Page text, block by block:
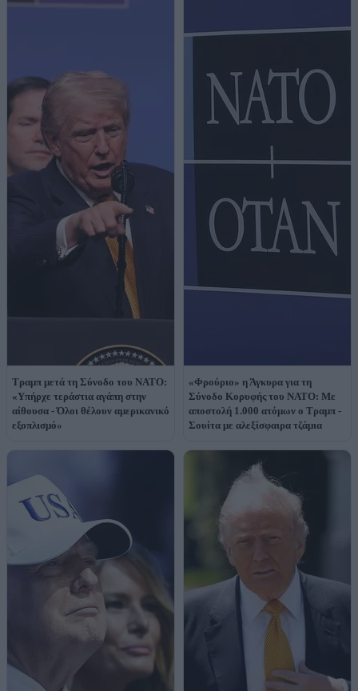
Τραμπ μετά τη Σύνοδο του ΝΑΤΟ:
«Υπήρχε τεράστια αγάπη στην
αίθουσα - Όλοι θέλουν αμερικανικό
εξοπλισμό»
«Φρούριο» η Άγκυρα για τη
Σύνοδο Κορυφής του ΝΑΤΟ: Με
αποστολή 1.000 ατόμων ο Τραμπ -
Σουίτα με αλεξίσφαιρα τζάμια